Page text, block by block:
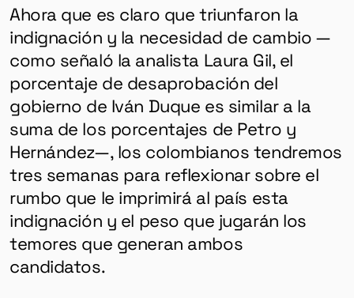
Ahora que es claro que triunfaron la
indignación y la necesidad de cambio —
como señaló la analista Laura Gil, el
porcentaje de desaprobación del
gobierno de Iván Duque es similar a la
suma de los porcentajes de Petro y
Hernández—, los colombianos tendremos
tres semanas para reflexionar sobre el
rumbo que le imprimirá al país esta
indignación y el peso que jugarán los
temores que generan ambos
candidatos.